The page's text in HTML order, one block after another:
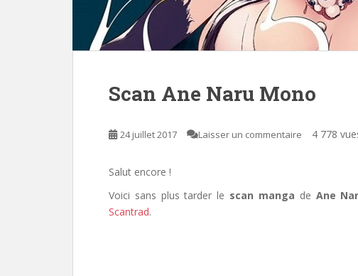
Scan Ane Naru Mono
24 juillet 2017 Laisser un commentaire 4 778
Salut encore !
Voici sans plus tarder le scan manga de Ane
Scantrad.